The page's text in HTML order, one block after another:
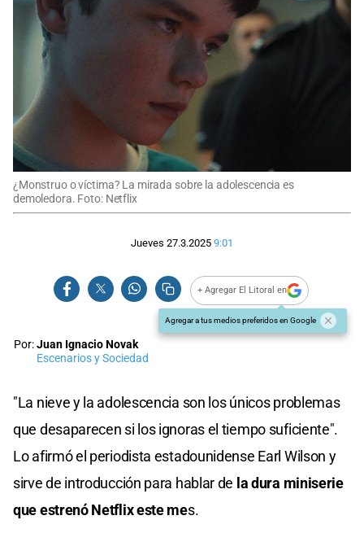
¿Monstruo o víctima? La mirada sobre la adolescencia es
demoledora. Foto: Netflix
Jueves 27.3.2025 9:01
+ Agregar El Litoral en
Agregar a tus medios preferidos en Google
Por:Juan Ignacio Novak
Escenarios y Sociedad
"La nieve y la adolescencia son los únicos problemas
que desaparecen si los ignoras el tiempo suficiente".
Lo afirmó el periodista estadounidense Earl Wilson y
sirve de introducción para hablar de la dura miniserie
que estrenó Netflix este mes.